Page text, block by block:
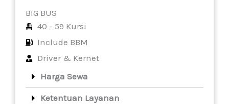
BIG BUS
40 - 59 Kursi
Include BBM
Driver & Kernet
Harga Sewa
Ketentuan Layanan